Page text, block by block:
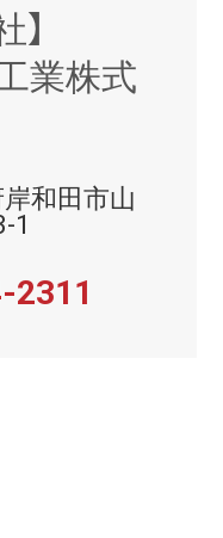
】
業株式
和田市山
1
2311